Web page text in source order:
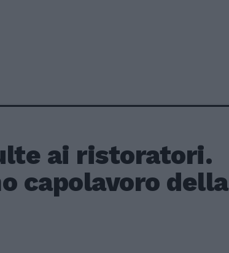
ai ristoratori.
capolavoro della